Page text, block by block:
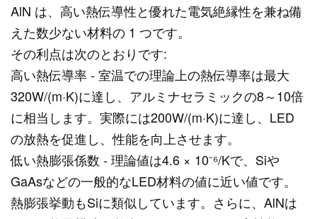
AlN は、高い熱伝導性と優れた電気絶縁性を兼ね備
えた数少ない材料の 1 つです。
その利点は次のとおりです:
高い熱伝導率 - 室温での理論上の熱伝導率は最大
320W/(m·K)に達し、アルミナセラミックの8～10倍
に相当します。実際には200W/(m·K)に達し、LED
の放熱を促進し、性能を向上させます。
低い熱膨張係数 - 理論値は4.6 × 10⁻⁶/Kで、Siや
GaAsなどの一般的なLED材料の値に近い値です。
熱膨張挙動もSiに類似しています。さらに、AlNは